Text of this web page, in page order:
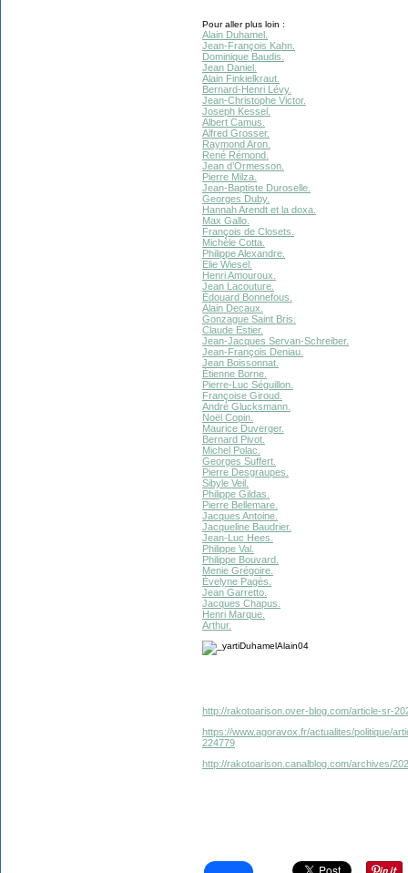
Pour aller plus loin :
Alain Duhamel.
Jean-François Kahn.
Dominique Baudis.
Jean Daniel.
Alain Finkielkraut.
Bernard-Henri Lévy.
Jean-Christophe Victor.
Joseph Kessel.
Albert Camus.
Alfred Grosser.
Raymond Aron.
René Rémond.
Jean d’Ormesson.
Pierre Milza.
Jean-Baptiste Duroselle.
Georges Duby.
Hannah Arendt et la doxa.
Max Gallo.
François de Closets.
Michèle Cotta.
Philippe Alexandre.
Elie Wiesel.
Henri Amouroux.
Jean Lacouture.
Édouard Bonnefous.
Alain Decaux.
Gonzague Saint Bris.
Claude Estier.
Jean-Jacques Servan-Schreiber.
Jean-François Deniau.
Jean Boissonnat.
Étienne Borne.
Pierre-Luc Séguillon.
Françoise Giroud.
André Glucksmann.
Noël Copin.
Maurice Duverger.
Bernard Pivot.
Michel Polac.
Georges Suffert.
Pierre Desgraupes.
Sibyle Veil.
Philippe Gildas.
Pierre Bellemare.
Jacques Antoine.
Jacqueline Baudrier.
Jean-Luc Hees.
Philippe Val.
Philippe Bouvard.
Menie Grégoire.
Évelyne Pagès.
Jean Garretto.
Jacques Chapus.
Henri Marque.
Arthur.
http://rakotoarison.over-blog.com/article-sr-
https://www.agoravox.fr/actualites/politique/
224779
http://rakotoarison.canalblog.com/archives/